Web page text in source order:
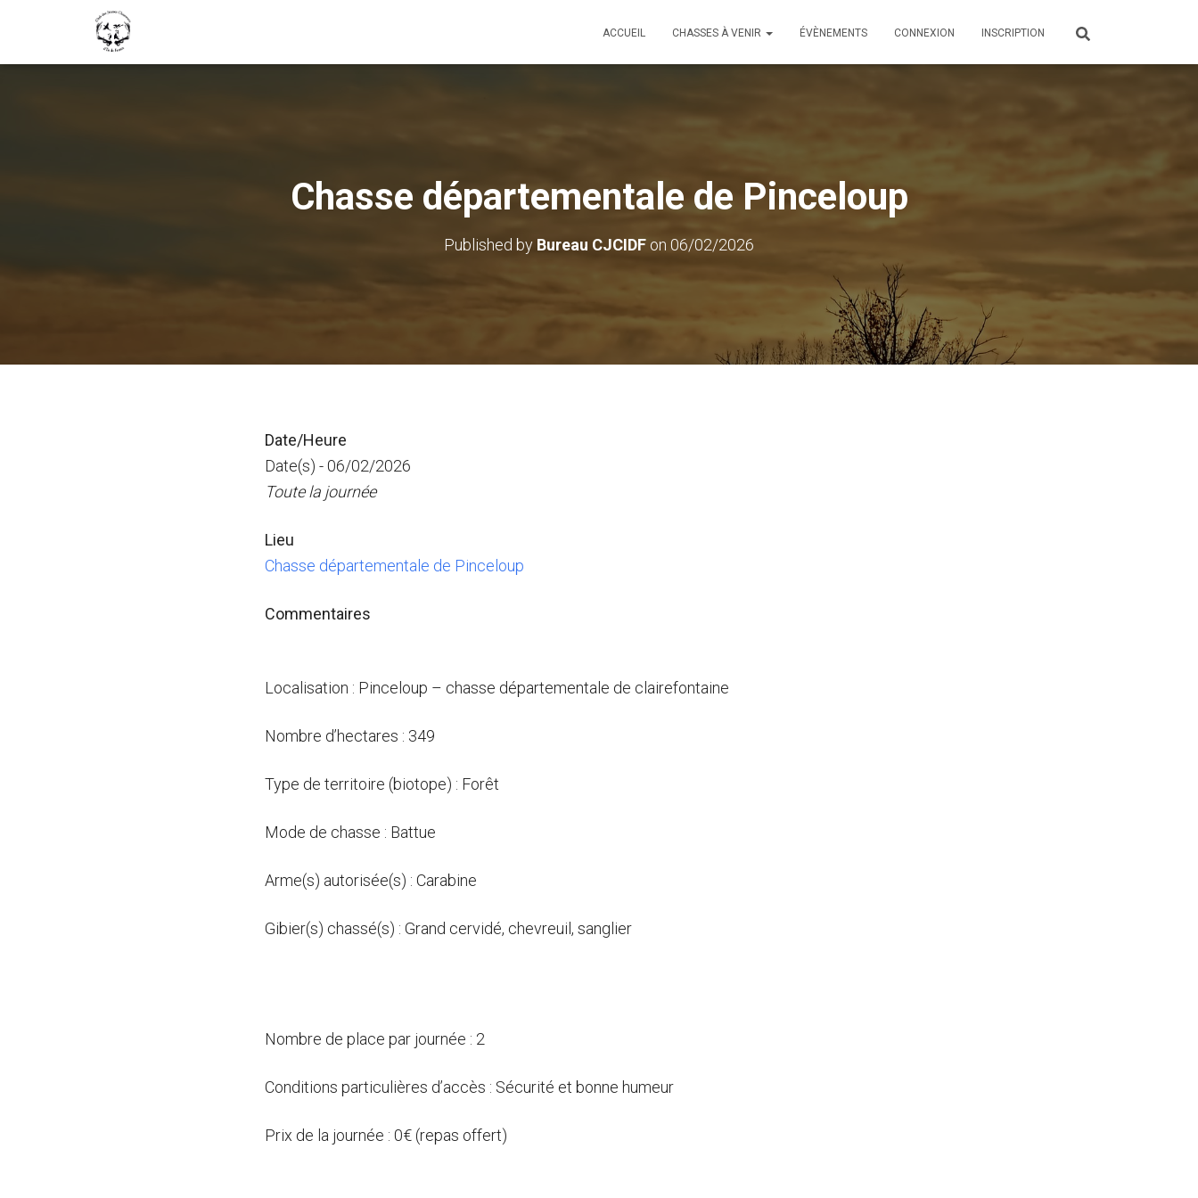
ACCUEIL CHASSES À VENIR ÉVÈNEMENTS CONNEXION INSCRIPTION
Chasse départementale de Pinceloup
Published by Bureau CJCIDF on 06/02/2026
Date/Heure
Date(s) - 06/02/2026
Toute la journée
Lieu
Chasse départementale de Pinceloup
Commentaires
Localisation : Pinceloup – chasse départementale de clairefontaine
Nombre d’hectares : 349
Type de territoire (biotope) : Forêt
Mode de chasse : Battue
Arme(s) autorisée(s) : Carabine
Gibier(s) chassé(s) : Grand cervidé, chevreuil, sanglier
Nombre de place par journée : 2
Conditions particulières d’accès : Sécurité et bonne humeur
Prix de la journée : 0€ (repas offert)